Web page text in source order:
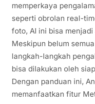
memperkaya
seperti obrolan real-
foto, AI ini bisa
Meskipun belum
langkah-langkah
bisa dilakukan oleh
Dengan panduan ini,
memanfaatkan fitur